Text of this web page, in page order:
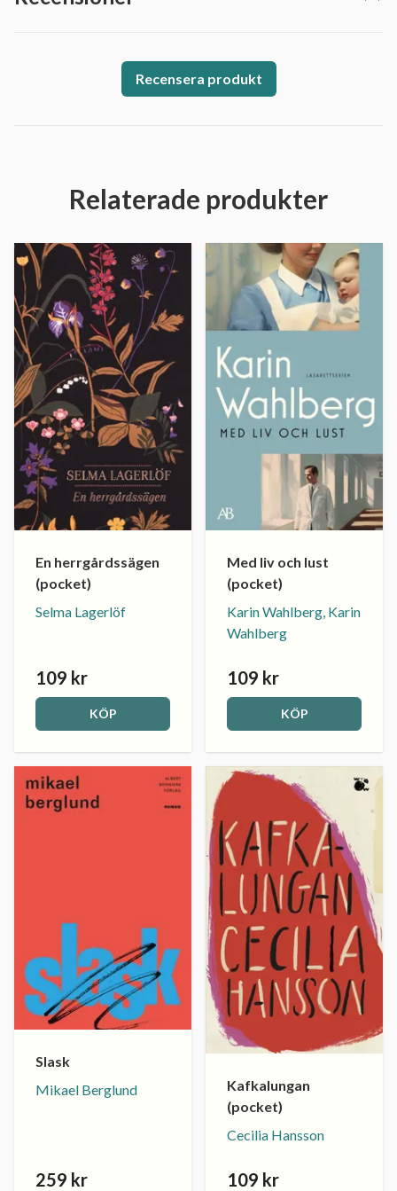
Recensera produkt
Relaterade produkter
En herrgårdssägen
(pocket)
Selma Lagerlöf
109 kr
KÖP
Med liv och lust
(pocket)
Karin Wahlberg, Karin
Wahlberg
109 kr
KÖP
Slask
Mikael Berglund
259 kr
Kafkalungan
(pocket)
Cecilia Hansson
109 kr